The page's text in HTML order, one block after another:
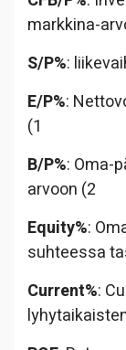
markkina-
S/P%:
E/P%:
(1
B/P%: Oma-
arvoon (2
Equity%:
suhteessa
Current%: